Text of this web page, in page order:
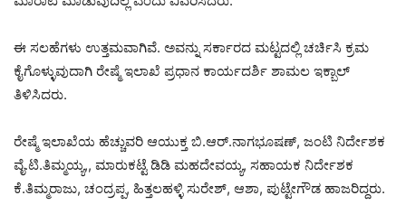
ಈ ಸಲಹೆಗಳು ಉತ್ತಮವಾಗಿವೆ. ಅವನ್ನು ಸರ್ಕಾರದ ಮಟ್ಟದಲ್ಲಿ ಚರ್ಚಿಸಿ ಕ್ರಮ
ಕೈಗೊಳ್ಳುವುದಾಗಿ ರೇಷ್ಮೆ ಇಲಾಖೆ ಪ್ರಧಾನ ಕಾರ್ಯದರ್ಶಿ ಶಾಮಲ ಇಕ್ಬಾಲ್
ತಿಳಿಸಿದರು.
ರೇಷ್ಮೆ ಇಲಾಖೆಯ ಹೆಚ್ಚುವರಿ ಆಯುಕ್ತ ಬಿ.ಆರ್.ನಾಗಭೂಷಣ್, ಜಂಟಿ ನಿರ್ದೇಶಕ
ವೈ.ಟಿ.ತಿಮ್ಮಯ್ಯ,, ಮಾರುಕಟ್ಟೆ ಡಿಡಿ ಮಹದೇವಯ್ಯ, ಸಹಾಯಕ ನಿರ್ದೇಶಕ
ಕೆ.ತಿಮ್ಮರಾಜು, ಚಂದ್ರಪ್ಪ, ಹಿತ್ತಲಹಳ್ಳಿ ಸುರೇಶ್, ಆಶಾ, ಪುಟ್ಟೇಗೌಡ ಹಾಜರಿದ್ದರು.